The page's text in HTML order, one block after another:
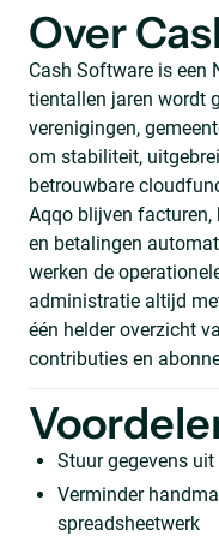
Over
Cash Software is een
tientallen jaren wordt
verenigingen,
om stabiliteit,
betrouwbare
Aqqo blijven facturen,
en betalingen
werken de
administratie altijd
één helder overzicht
contributies en
Stuur gegevens
Verminder
spreadsheetwerk